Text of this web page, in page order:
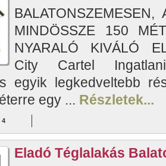
BALATONSZEMESEN,
MINDÖSSZE 150
NYARALÓ KIVÁLÓ
City Cartel
egyik legkedveltebb
egy ... Részletek...
4
Eladó Téglalakás